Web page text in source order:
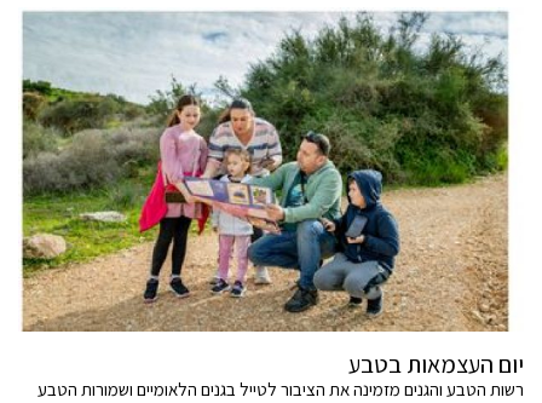
יום העצמאות בטבע
רשות הטבע והגנים מזמינה את הציבור לטייל בגנים הלאומיים ושמורות הטבע